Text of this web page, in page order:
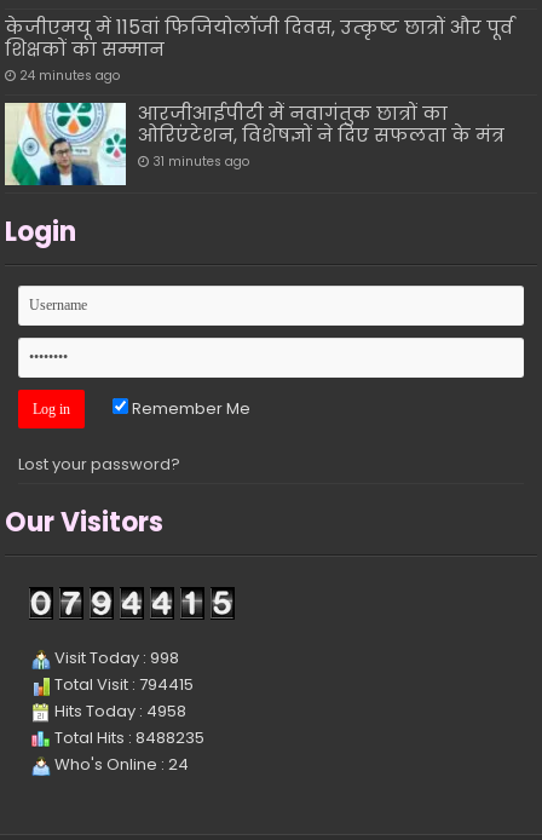
केजीएमयू में 115वां फिजियोलॉजी दिवस, उत्कृष्ट छात्रों और पूर्व
शिक्षकों का सम्मान
24 minutes ago
आरजीआईपीटी में नवागंतुक छात्रों का
ओरिएंटेशन, विशेषज्ञों ने दिए सफलता के मंत्र
31 minutes ago
Login
Remember Me
Lost your password?
Our Visitors
Visit Today : 998
Total Visit : 794415
Hits Today : 4958
Total Hits : 8488235
Who's Online : 24